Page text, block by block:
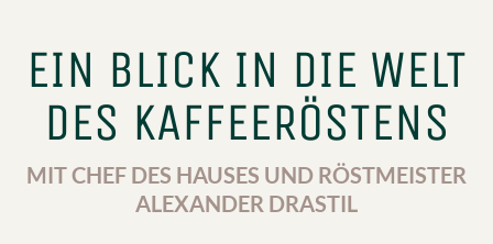
EIN BLICK IN DIE WELT
DES KAFFEERÖSTENS
MIT CHEF DES HAUSES UND RÖSTMEISTER
ALEXANDER DRASTIL